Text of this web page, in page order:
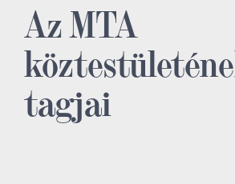
Az MTA
tagjai